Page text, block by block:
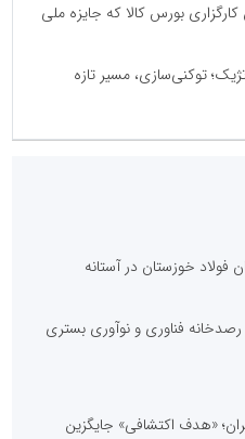
بورس کالا که جایزه ملی
توکنی‌سازی، مسیر تازه
فولاد خوزستان در آستانه
رصدخانه فناوری و نوآوری بستری
«هدف اکتشافی» جایگزین